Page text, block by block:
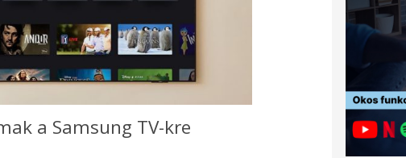
a Samsung TV-kre